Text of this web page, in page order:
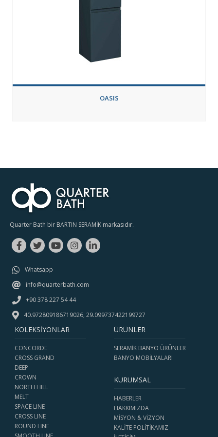
OASIS
Quarter Bath bir BARTIN SERAMİK markasıdır.
Whatsapp
info@quarterbath.com
+90 378 227 54 44
40.972809186719026, 29.099737422199727
KOLEKSİYONLAR
CONCORDE
CROSS GRAND
DEEP
CROWN
NORTH HILL
MELT
SPACE LINE
CROSS LINE
ROUND LINE
ÜRÜNLER
SERAMİK BANYO ÜRÜNLER
BANYO MOBİLYALARI
KURUMSAL
HABERLER
HAKKIMIZDA
MISYON & VIZYON
KALITE POLITIKAMIZ